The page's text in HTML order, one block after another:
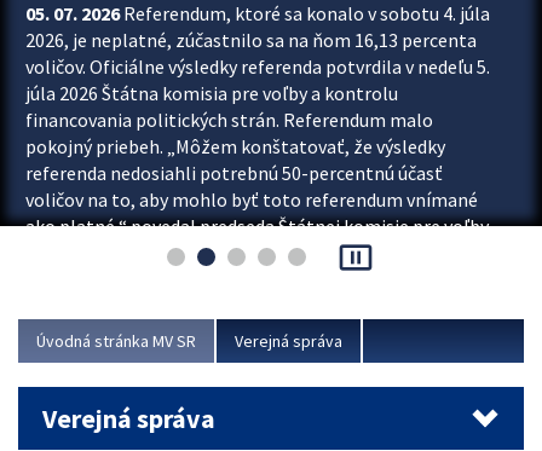
05. 07. 2026Referendum, ktoré sa konalo v sobotu 4. júla
2026, je neplatné, zúčastnilo sa na ňom 16,13 percenta
voličov. Oficiálne výsledky referenda potvrdila v nedeľu 5.
júla 2026 Štátna komisia pre voľby a kontrolu
financovania politických strán. Referendum malo
pokojný priebeh. „Môžem konštatovať, že výsledky
referenda nedosiahli potrebnú 50-percentnú účasť
voličov na to, aby mohlo byť toto referendum vnímané
ako platné,“ povedal predseda Štátnej komisie pre voľby
a kontrolu financovania politických...
pause_presentation
Úvodná stránka MV SR Verejná správa
Verejná správa